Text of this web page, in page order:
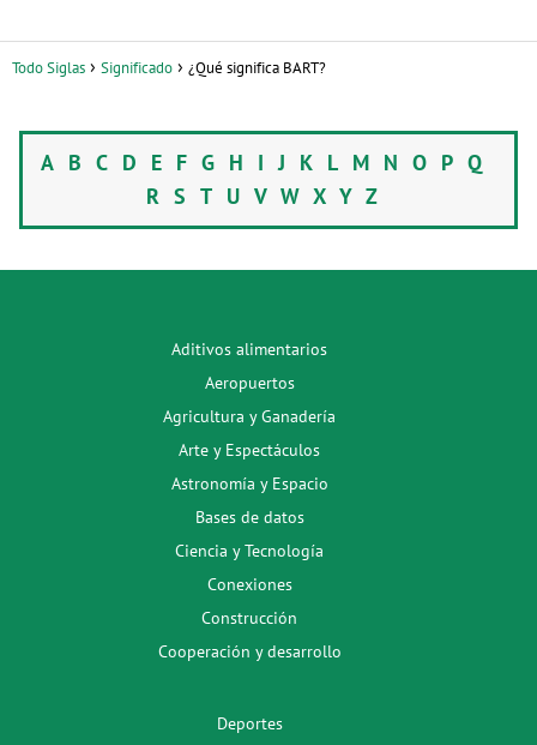
Todo Siglas Significado ¿Qué significa BART?
A B C D E F G H IJ K L M N O P Q
R S T U V W X Y Z
Aditivos alimentarios
Aeropuertos
Agricultura y Ganadería
Arte y Espectáculos
Astronomía y Espacio
Bases de datos
Ciencia y Tecnología
Conexiones
Construcción
Cooperación y desarrollo
Deportes